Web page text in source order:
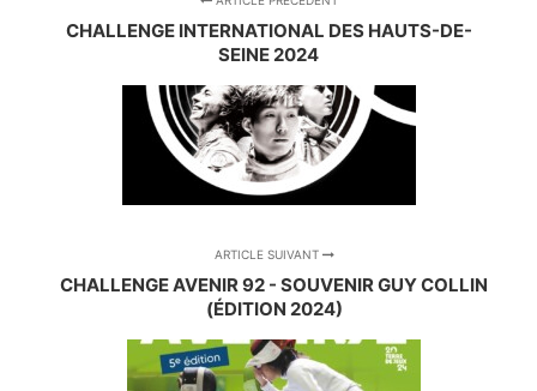
CHALLENGE INTERNATIONAL DES HAUTS-DE-
SEINE 2024
ARTICLE SUIVANT
CHALLENGE AVENIR 92 - SOUVENIR GUY COLLIN
(ÉDITION 2024)